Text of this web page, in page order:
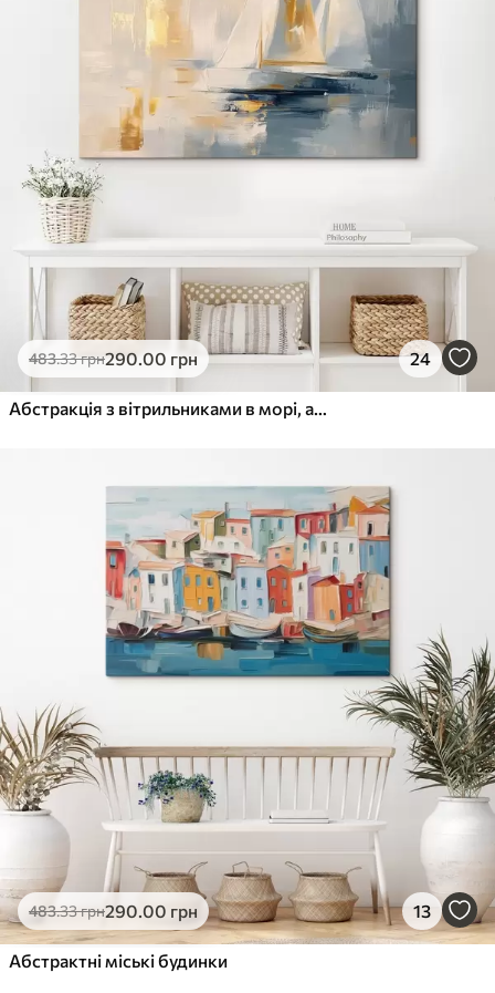
483.33грн290.00 грн 24
Абстракція з вітрильниками в морі, акриловий стиль, захід сонця
483.33грн290.00 грн 13
Абстрактні міські будинки